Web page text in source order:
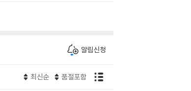
알림신청
최신순 품절포함